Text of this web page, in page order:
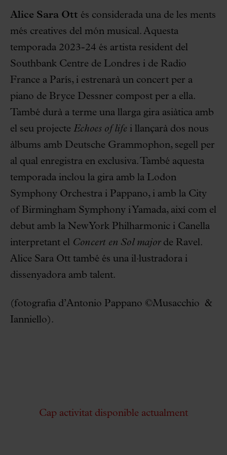
Alice Sara Ott és considerada una de les ments
més creatives del món musical. Aquesta
temporada 2023-24 és artista resident del
Southbank Centre de Londres i de Radio
France a París, i estrenarà un concert per a
piano de Bryce Dessner compost per a ella.
També durà a terme una llarga gira asiàtica amb
el seu projecte Echoes of lifei llançarà dos nous
àlbums amb Deutsche Grammophon, segell per
al qual enregistra en exclusiva. També aquesta
temporada inclou la gira amb la Lodon
Symphony Orchestra i Pappano, i amb la City
of Birmingham Symphony i Yamada, així com el
debut amb la NewYork Philharmonic i Canella
interpretant el Concert en Sol majorde Ravel.
Alice Sara Ott també és una il·lustradora i
dissenyadora amb talent.
(fotografia d’Antonio Pappano ©Musacchio &
Ianniello).
Cap activitat disponible actualment